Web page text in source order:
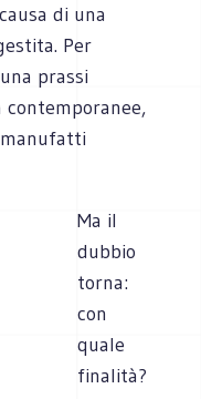
di una
Per
prassi
Ma il
dubbio
torna:
con
quale
finalità?